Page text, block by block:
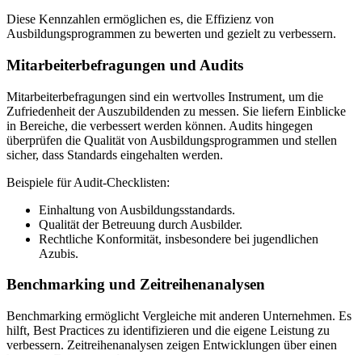
Diese Kennzahlen ermöglichen es, die Effizienz von
Ausbildungsprogrammen zu bewerten und gezielt zu verbessern.
Mitarbeiterbefragungen und Audits
Mitarbeiterbefragungen sind ein wertvolles Instrument, um die
Zufriedenheit der Auszubildenden zu messen. Sie liefern Einblicke
in Bereiche, die verbessert werden können. Audits hingegen
überprüfen die Qualität von Ausbildungsprogrammen und stellen
sicher, dass Standards eingehalten werden.
Beispiele für Audit-Checklisten:
Einhaltung von Ausbildungsstandards.
Qualität der Betreuung durch Ausbilder.
Rechtliche Konformität, insbesondere bei jugendlichen
Azubis.
Benchmarking und Zeitreihenanalysen
Benchmarking ermöglicht Vergleiche mit anderen Unternehmen. Es
hilft, Best Practices zu identifizieren und die eigene Leistung zu
verbessern. Zeitreihenanalysen zeigen Entwicklungen über einen